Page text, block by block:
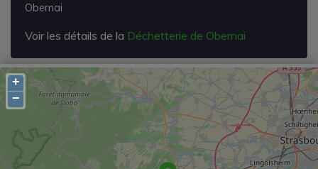
Obernai
Voir les détails de la Déchetterie de Obernai
+
−